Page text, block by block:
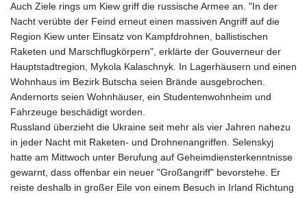
Auch Ziele rings um Kiew griff die russische Armee an. "In der
Nacht verübte der Feind erneut einen massiven Angriff auf die
Region Kiew unter Einsatz von Kampfdrohnen, ballistischen
Raketen und Marschflugkörpern", erklärte der Gouverneur der
Hauptstadtregion, Mykola Kalaschnyk. In Lagerhäusern und einen
Wohnhaus im Bezirk Butscha seien Brände ausgebrochen.
Andernorts seien Wohnhäuser, ein Studentenwohnheim und
Fahrzeuge beschädigt worden.
Russland überzieht die Ukraine seit mehr als vier Jahren nahezu
in jeder Nacht mit Raketen- und Drohnenangriffen. Selenskyj
hatte am Mittwoch unter Berufung auf Geheimdiensterkenntnisse
gewarnt, dass offenbar ein neuer "Großangriff" bevorstehe. Er
reiste deshalb in großer Eile von einem Besuch in Irland Richtung